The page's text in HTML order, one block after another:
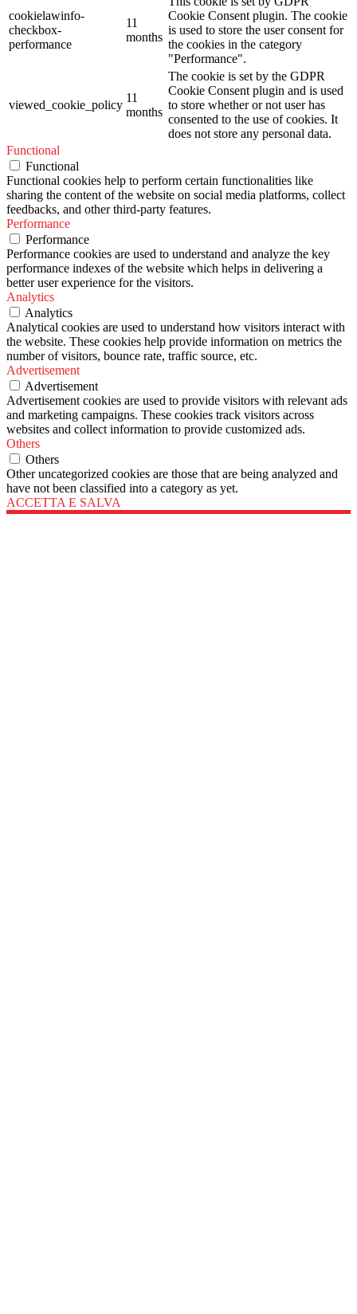
cookielawinfo-
checkbox-
performance
11
months
Cookie Consent plugin. The cookie
is used to store the user consent for
the cookies in the category
"Performance".
viewed_cookie_policy
11
months
The cookie is set by the GDPR
Cookie Consent plugin and is used
to store whether or not user has
consented to the use of cookies. It
does not store any personal data.
Functional
Functional
Functional cookies help to perform certain functionalities like
sharing the content of the website on social media platforms, collect
feedbacks, and other third-party features.
Performance
Performance
Performance cookies are used to understand and analyze the key
performance indexes of the website which helps in delivering a
better user experience for the visitors.
Analytics
Analytics
Analytical cookies are used to understand how visitors interact with
the website. These cookies help provide information on metrics the
number of visitors, bounce rate, traffic source, etc.
Advertisement
Advertisement
Advertisement cookies are used to provide visitors with relevant ads
and marketing campaigns. These cookies track visitors across
websites and collect information to provide customized ads.
Others
Others
Other uncategorized cookies are those that are being analyzed and
have not been classified into a category as yet.
ACCETTA E SALVA